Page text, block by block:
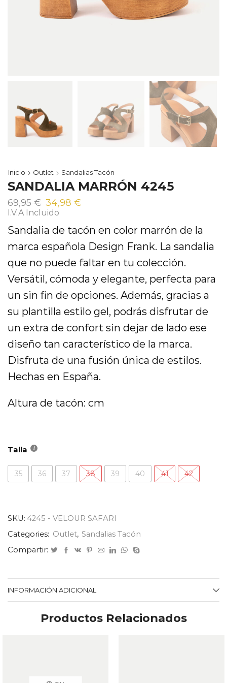
Inicio Outlet Sandalias Tacón
SANDALIA MARRÓN 4245
69,95€ El
precio
original
era:
69,95 €.
34,98 €
actual
es:
34,98 €.
I.V.A Incluido
Sandalia de tacón en color marrón de la
marca española Design Frank. La sandalia
que no puede faltar en tu colección.
Versátil, cómoda y elegante, perfecta para
un sin fin de opciones. Además, gracias a
su plantilla estilo gel, podrás disfrutar de
un extra de confort sin dejar de lado ese
diseño tan característico de la marca.
Disfruta de una fusión única de estilos.
Hechas en España.
Altura de tacón: cm
Talla
35 36 37 38 39 40 41 42
SKU: 4245 - VELOUR SAFARI
Categories: Outlet, Sandalias Tacón
Compartir:
INFORMACIÓN ADICIONAL
Productos Relacionados